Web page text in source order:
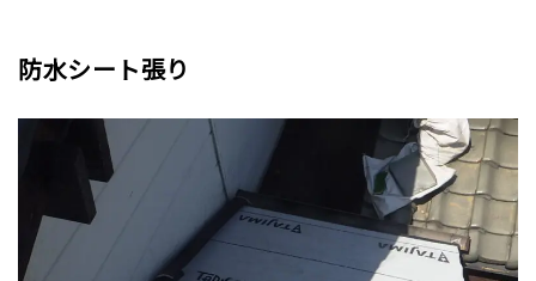
防水シート張り